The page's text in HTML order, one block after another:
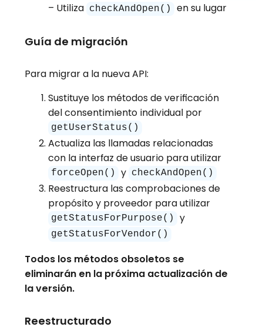
– Utiliza checkAndOpen() en su lugar
Guía de migración
Para migrar a la nueva API:
Sustituye los métodos de verificación
del consentimiento individual por
getUserStatus()
Actualiza las llamadas relacionadas
con la interfaz de usuario para utilizar
forceOpen() y checkAndOpen()
Reestructura las comprobaciones de
propósito y proveedor para utilizar
getStatusForPurpose() y
getStatusForVendor()
Todos los métodos obsoletos se
eliminarán en la próxima actualización de
la versión.
Reestructurado